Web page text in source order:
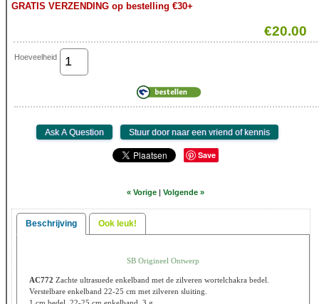
GRATIS VERZENDING op bestelling €30+
€20.00
Hoeveelheid
Save
« Vorige | Volgende »
Beschrijving Ook leuk!
SB Origineel Ontwerp
AC772 Zachte ultrasuede enkelband met de zilveren wortelchakra bedel.
Verstelbare enkelband 22-25 cm met zilveren sluiting.